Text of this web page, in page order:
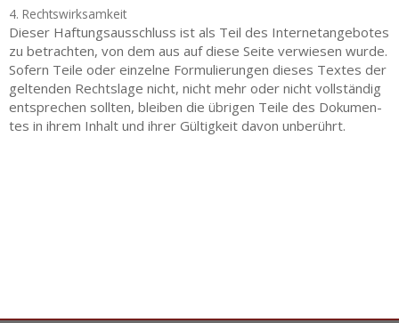
4. Rechtswirksamkeit
Die­ser Haf­tungs­aus­schluss ist als Teil des Inter­net­an­ge­bo­tes
zu betrach­ten, von dem aus auf die­se Sei­te ver­wie­sen wur­de.
Sofern Tei­le oder ein­zel­ne For­mu­lie­run­gen die­ses Tex­tes der
gel­ten­den Rechts­la­ge nicht, nicht mehr oder nicht voll­stän­dig
ent­spre­chen soll­ten, blei­ben die übri­gen Tei­le des Doku­men­
tes in ihrem Inhalt und ihrer Gül­tig­keit davon unberührt.